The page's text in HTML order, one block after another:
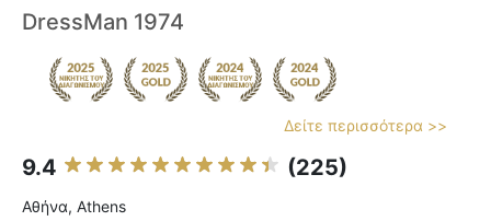
DressMan 1974
Δείτε περισσότερα >>
9.4 (225)
Αθήνα, Athens